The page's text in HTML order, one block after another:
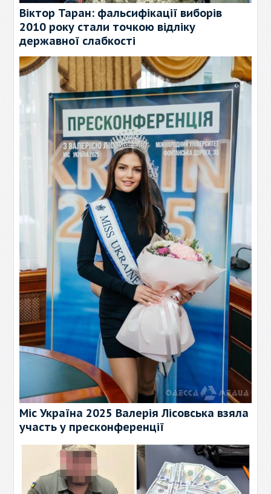
Віктор Таран: фальсифікації виборів
2010 року стали точкою відліку
державної слабкості
Міс Україна 2025 Валерія Лісовська взяла
участь у пресконференції